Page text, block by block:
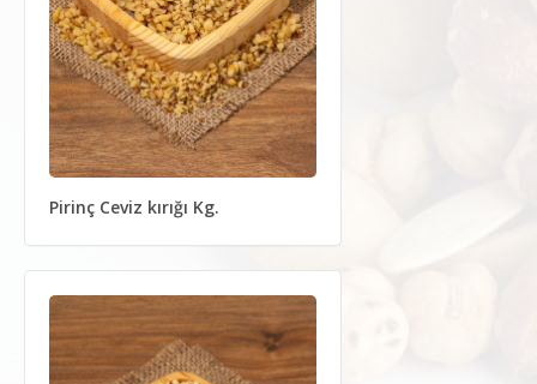
Pirinç Ceviz kırığı Kg.